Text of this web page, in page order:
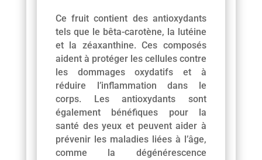
Ce fruit contient des antioxydants
tels que le bêta-carotène, la lutéine
et la zéaxanthine. Ces composés
aident à protéger les cellules contre
les dommages oxydatifs et à
réduire l’inflammation dans le
corps. Les antioxydants sont
également bénéfiques pour la
santé des yeux et peuvent aider à
prévenir les maladies liées à l’âge,
comme la dégénérescence